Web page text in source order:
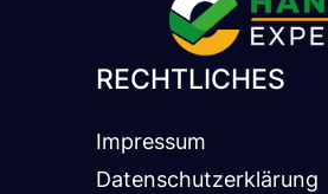
RECHTLICHES
Impressum
Datenschutzerklärung